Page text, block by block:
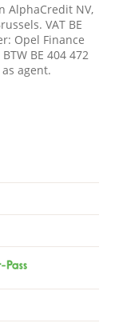
AlphaCredit NV,
VAT BE
Opel Finance
BE 404 472
agent.